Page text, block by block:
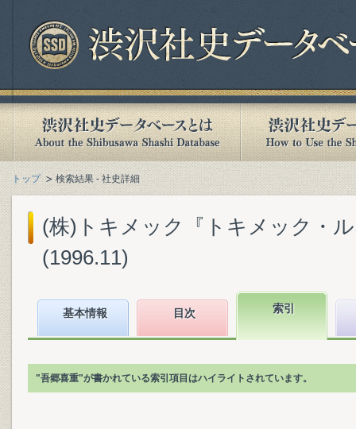
トップ 検索結果 - 社史詳細
(株)トキメック『トキメック・
(1996.11)
基本情報 目次 索引
"吾郷喜重"が書かれている索引項目はハイライトされています。